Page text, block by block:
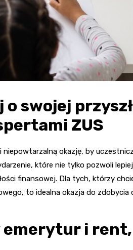
o swojej
ZUS
niepowtarzalną okazję, by
które nie tylko pozwoli
finansowej. Dla tych, którzy
to idealna okazja do
emerytur i